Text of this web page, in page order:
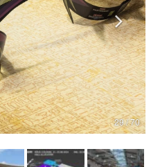
29 / 70